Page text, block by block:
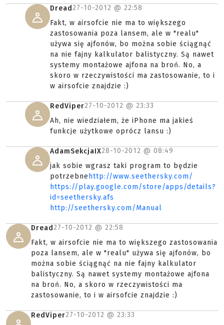
Dread27-10-2012 @ 22:58
Fakt, w airsofcie nie ma to większego
zastosowania poza lansem, ale w "realu"
używa się ajfonów, bo można sobie ściągnąć
na nie fajny kalkulator balistyczny. Są nawet
systemy montażowe ajfona na broń. No, a
skoro w rzeczywistości ma zastosowanie, to i
w airsofcie znajdzie :)
RedViper27-10-2012 @ 23:33
Ah, nie wiedziałem, że iPhone ma jakieś
funkcje użytkowe oprócz lansu :)
AdamSekcjaIX28-10-2012 @ 08:49
jak sobie wgrasz taki program to będzie
potrzebne http://www.seethersky.com/
https://play.google.com/store/apps/details?
id=seethersky.afs
http://seethersky.com/Manual
Dread27-10-2012 @ 22:58
Fakt, w airsofcie nie ma to większego zastosowania
poza lansem, ale w "realu" używa się ajfonów, bo
można sobie ściągnąć na nie fajny kalkulator
balistyczny. Są nawet systemy montażowe ajfona
na broń. No, a skoro w rzeczywistości ma
zastosowanie, to i w airsofcie znajdzie :)
RedViper27-10-2012 @ 23:33